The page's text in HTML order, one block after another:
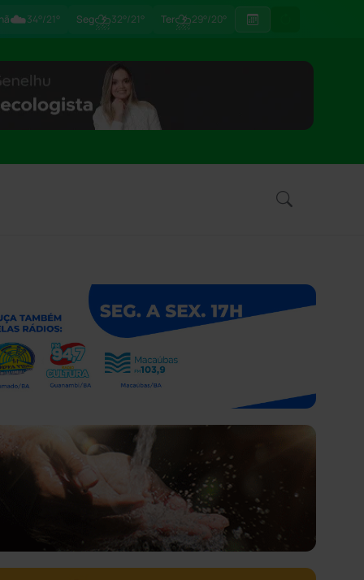
☁️34°/21° Seg⛈32°/21° Ter⛈29°/20°